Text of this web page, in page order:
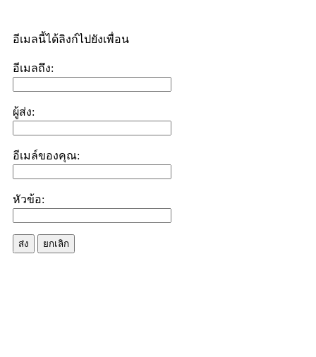
อีเมลนี้ได้ลิงก์ไปยังเพื่อน
อีเมลถึง:
ผู้ส่ง:
อีเมล์ของคุณ:
หัวข้อ:
ส่ง ยกเลิก